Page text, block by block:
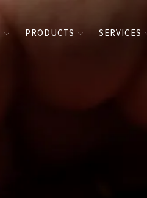
PRODUCTS SERVICES